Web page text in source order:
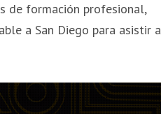
de formación profesional,
a San Diego para asistir a